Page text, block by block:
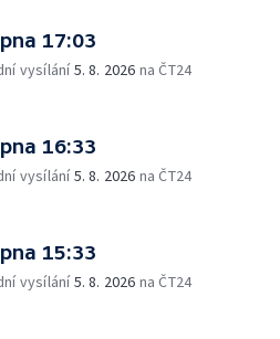
17:03
vysílání5. 8. 2026 na ČT24
16:33
vysílání5. 8. 2026 na ČT24
15:33
vysílání5. 8. 2026 na ČT24